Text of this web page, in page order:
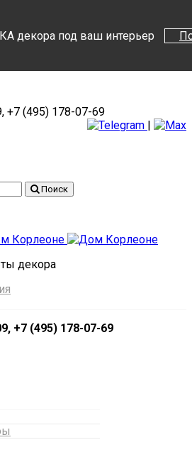
декора под ваш интерьер
+7 (495) 178-07-69
|
Поиск
декора
+7 (495) 178-07-69